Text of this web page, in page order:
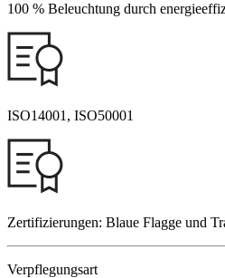
100 % Beleuchtung durch
ISO14001, ISO50001
Zertifizierungen: Blaue Flagge und
Verpflegungsart